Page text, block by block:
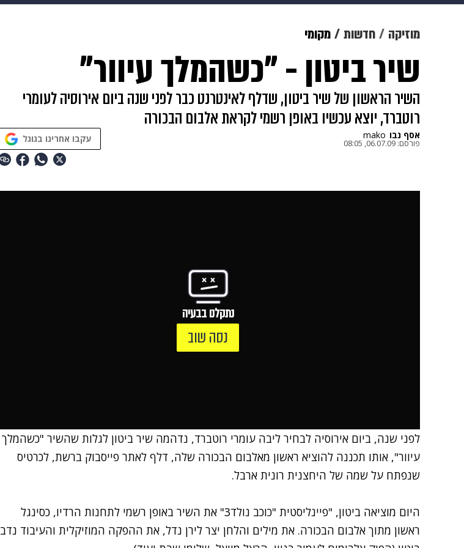
צבא וביטחון
ויוה משפט תשעה חודשים מתכונים פרויקטים מיוחדים
מוזיקה חדשות מקומי
שיר ביטון - "כשהמלך עיוור"
השיר הראשון של שיר ביטון, שדלף לאינטרנט כבר לפני שנה ביום אירוסיה לעומרי
רוטברד, יוצא עכשיו באופן רשמי לקראת אלבום הבכורה
אסף נבו mako
פורסם: 06.07.09, 08:05 עקבו אחרינו בגוגל
נתקלנו בבעיה
נסה שוב
לפני שנה, ביום אירוסיה לבחיר ליבה עומרי רוטברד, נדהמה שיר ביטון לגלות שהשיר "כשהמלך
עיוור", אותו תכננה להוציא ראשון מאלבום הבכורה שלה, דלף לאתר פייסבוק ברשת, לכרטיס
שנפתח על שמה של היחצנית רונית ארבל.
היום מוציאה ביטון, "פיינליסטית "כוכב נולד3"
את השיר באופן רשמי לתחנות הרדיו, כסינגל
ראשון מתוך אלבום הבכורה. את מילים והלחן יצר לירן נדל, את ההפקה המוזיקלית והעיבוד נדב